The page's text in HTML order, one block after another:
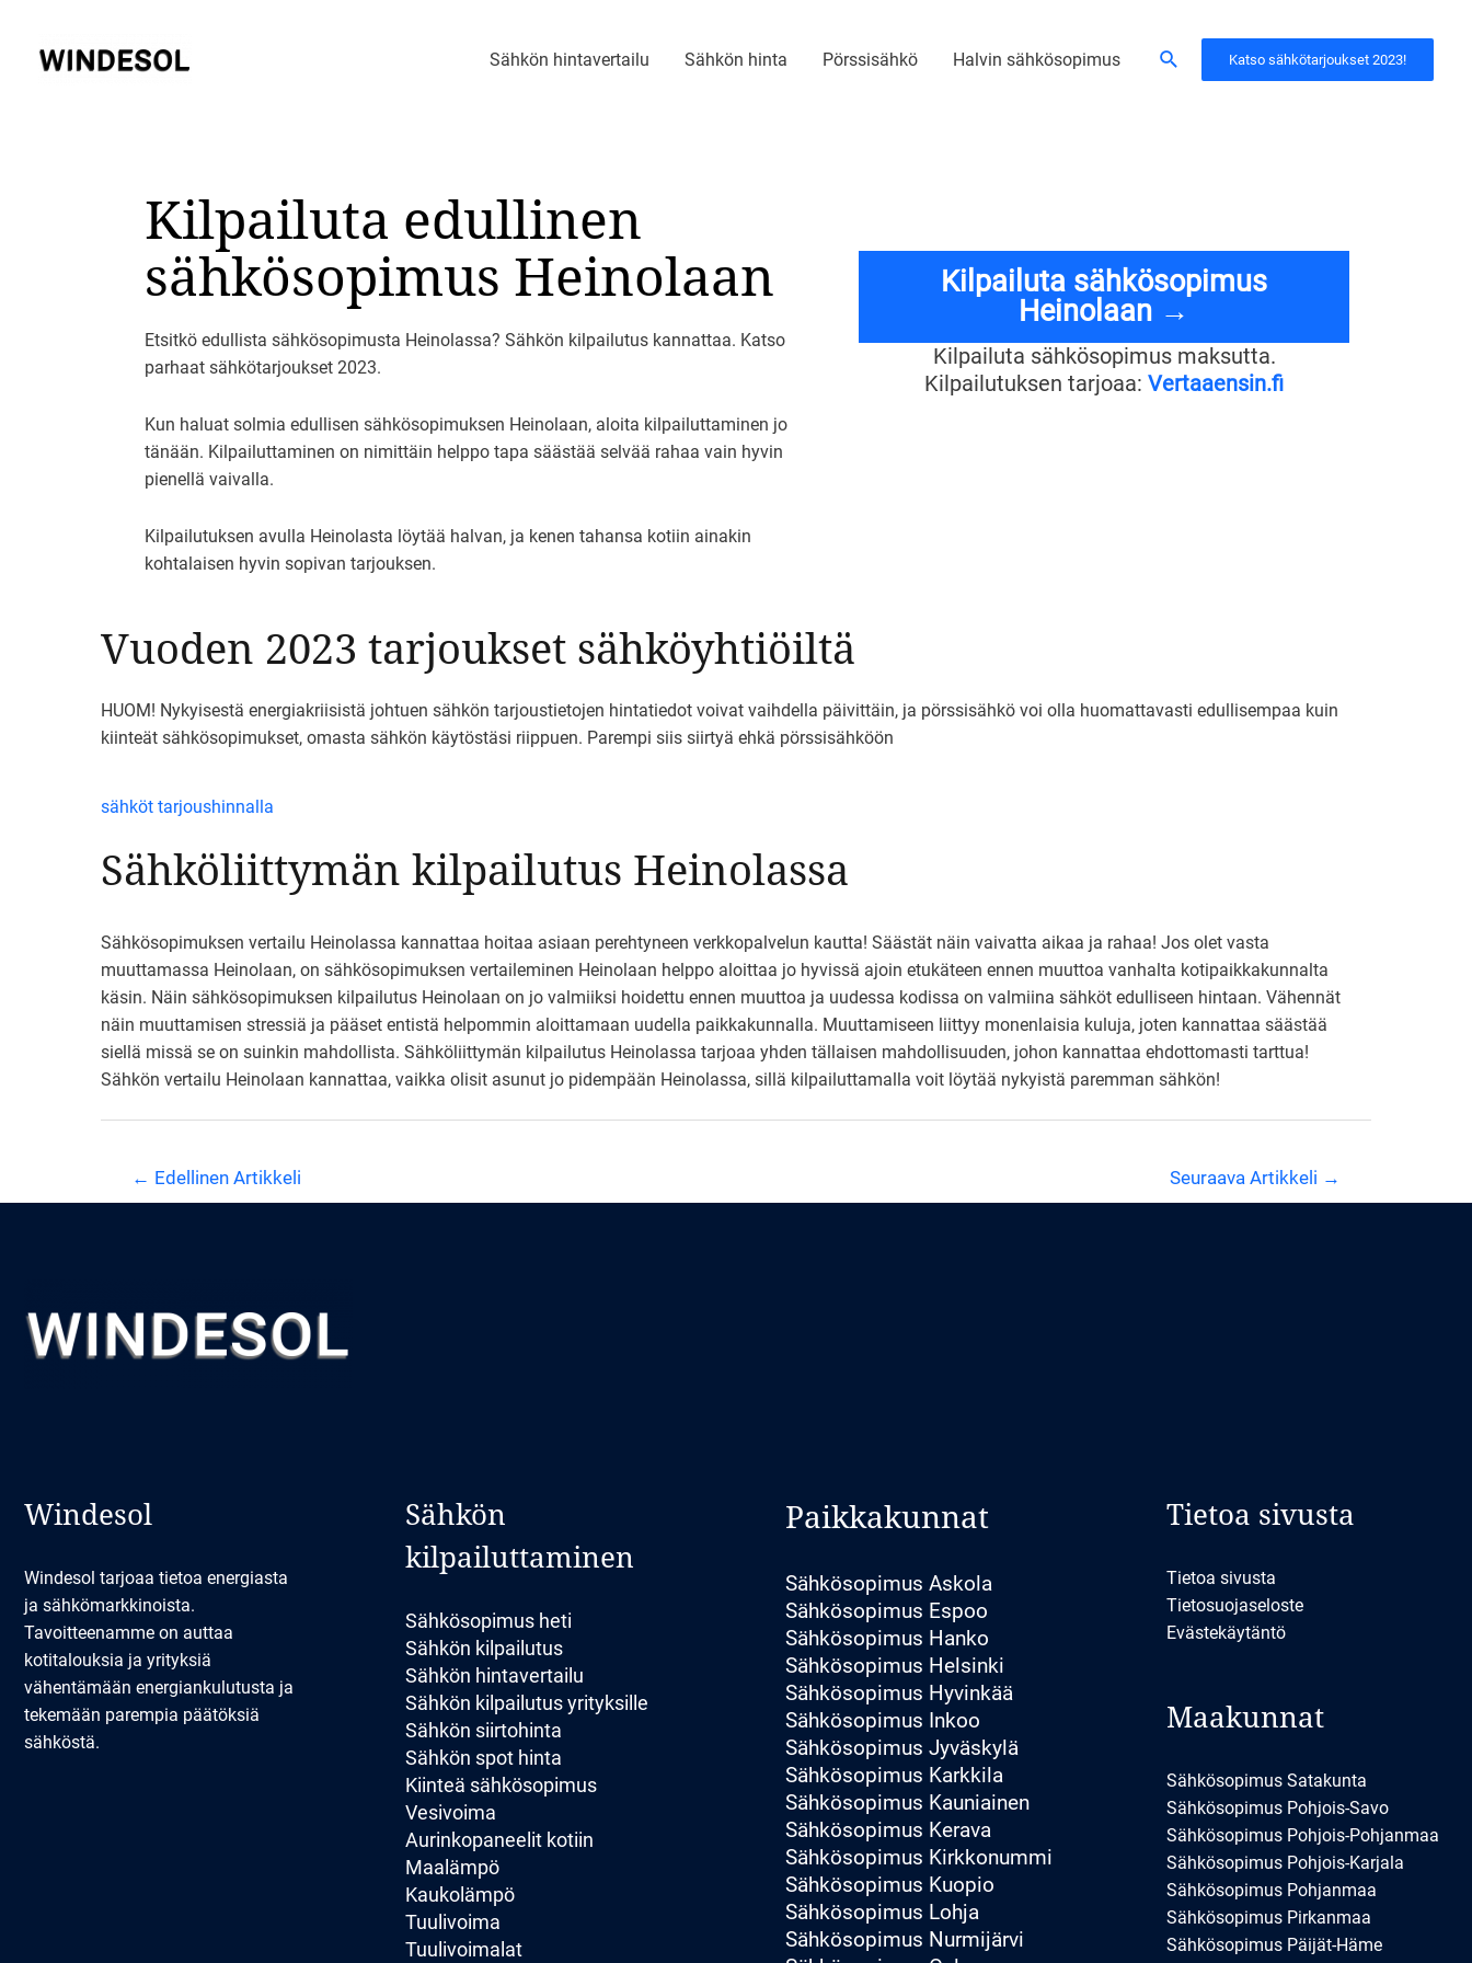
Sähkön hintavertailu
Sähkön hinta Pörssisähkö Halvin sähkösopimus Hae Katso sähkötarjoukset 2023!
Kilpailuta edullinen
sähkösopimus Heinolaan
Etsitkö edullista sähkösopimusta Heinolassa? Sähkön kilpailutus kannattaa. Katso
parhaat sähkötarjoukset 2023.
Kun haluat solmia edullisen sähkösopimuksen Heinolaan, aloita kilpailuttaminen jo
tänään. Kilpailuttaminen on nimittäin helppo tapa säästää selvää rahaa vain hyvin
pienellä vaivalla.
Kilpailutuksen avulla Heinolasta löytää halvan, ja kenen tahansa kotiin ainakin
kohtalaisen hyvin sopivan tarjouksen.
Kilpailuta sähkösopimus
Heinolaan →
Kilpailuta sähkösopimus maksutta.
Kilpailutuksen tarjoaa: Vertaaensin.fi
Vuoden 2023 tarjoukset sähköyhtiöiltä
HUOM! Nykyisestä energiakriisistä johtuen sähkön tarjoustietojen hintatiedot voivat vaihdella päivittäin, ja pörssisähkö voi olla huomattavasti edullisempaa kuin
kiinteät sähkösopimukset, omasta sähkön käytöstäsi riippuen. Parempi siis siirtyä ehkä pörssisähköön
sähköt tarjoushinnalla
Sähköliittymän kilpailutus Heinolassa
Sähkösopimuksen vertailu Heinolassa kannattaa hoitaa asiaan perehtyneen verkkopalvelun kautta! Säästät näin vaivatta aikaa ja rahaa! Jos olet vasta
muuttamassa Heinolaan, on sähkösopimuksen vertaileminen Heinolaan helppo aloittaa jo hyvissä ajoin etukäteen ennen muuttoa vanhalta kotipaikkakunnalta
käsin. Näin sähkösopimuksen kilpailutus Heinolaan on jo valmiiksi hoidettu ennen muuttoa ja uudessa kodissa on valmiina sähköt edulliseen hintaan. Vähennät
näin muuttamisen stressiä ja pääset entistä helpommin aloittamaan uudella paikkakunnalla. Muuttamiseen liittyy monenlaisia kuluja, joten kannattaa säästää
siellä missä se on suinkin mahdollista. Sähköliittymän kilpailutus Heinolassa tarjoaa yhden tällaisen mahdollisuuden, johon kannattaa ehdottomasti tarttua!
Sähkön vertailu Heinolaan kannattaa, vaikka olisit asunut jo pidempään Heinolassa, sillä kilpailuttamalla voit löytää nykyistä paremman sähkön!
Artikkelien
← Edellinen Artikkeli Seuraava Artikkeli →
Windesol
Windesol tarjoaa tietoa energiasta
ja sähkömarkkinoista.
Tavoitteenamme on auttaa
kotitalouksia ja yrityksiä
vähentämään energiankulutusta ja
tekemään parempia päätöksiä
sähköstä.
Sähkön
kilpailuttaminen
Sähkösopimus heti
Sähkön kilpailutus
Sähkön hintavertailu
Sähkön kilpailutus yrityksille
Sähkön siirtohinta
Sähkön spot hinta
Kiinteä sähkösopimus
Vesivoima
Aurinkopaneelit kotiin
Maalämpö
Kaukolämpö
Tuulivoima
Tuulivoimalat
Paikkakunnat
Sähkösopimus Askola
Sähkösopimus Espoo
Sähkösopimus Hanko
Sähkösopimus Helsinki
Sähkösopimus Hyvinkää
Sähkösopimus Inkoo
Sähkösopimus Jyväskylä
Sähkösopimus Karkkila
Sähkösopimus Kauniainen
Sähkösopimus Kerava
Sähkösopimus Kirkkonummi
Sähkösopimus Kuopio
Sähkösopimus Lohja
Sähkösopimus Nurmijärvi
Tietoa sivusta
Tietoa sivusta
Tietosuojaseloste
Evästekäytäntö
Maakunnat
Sähkösopimus Satakunta
Sähkösopimus Pohjois-Savo
Sähkösopimus Pohjois-Pohjanmaa
Sähkösopimus Pohjois-Karjala
Sähkösopimus Pohjanmaa
Sähkösopimus Pirkanmaa
Sähkösopimus Päijät-Häme